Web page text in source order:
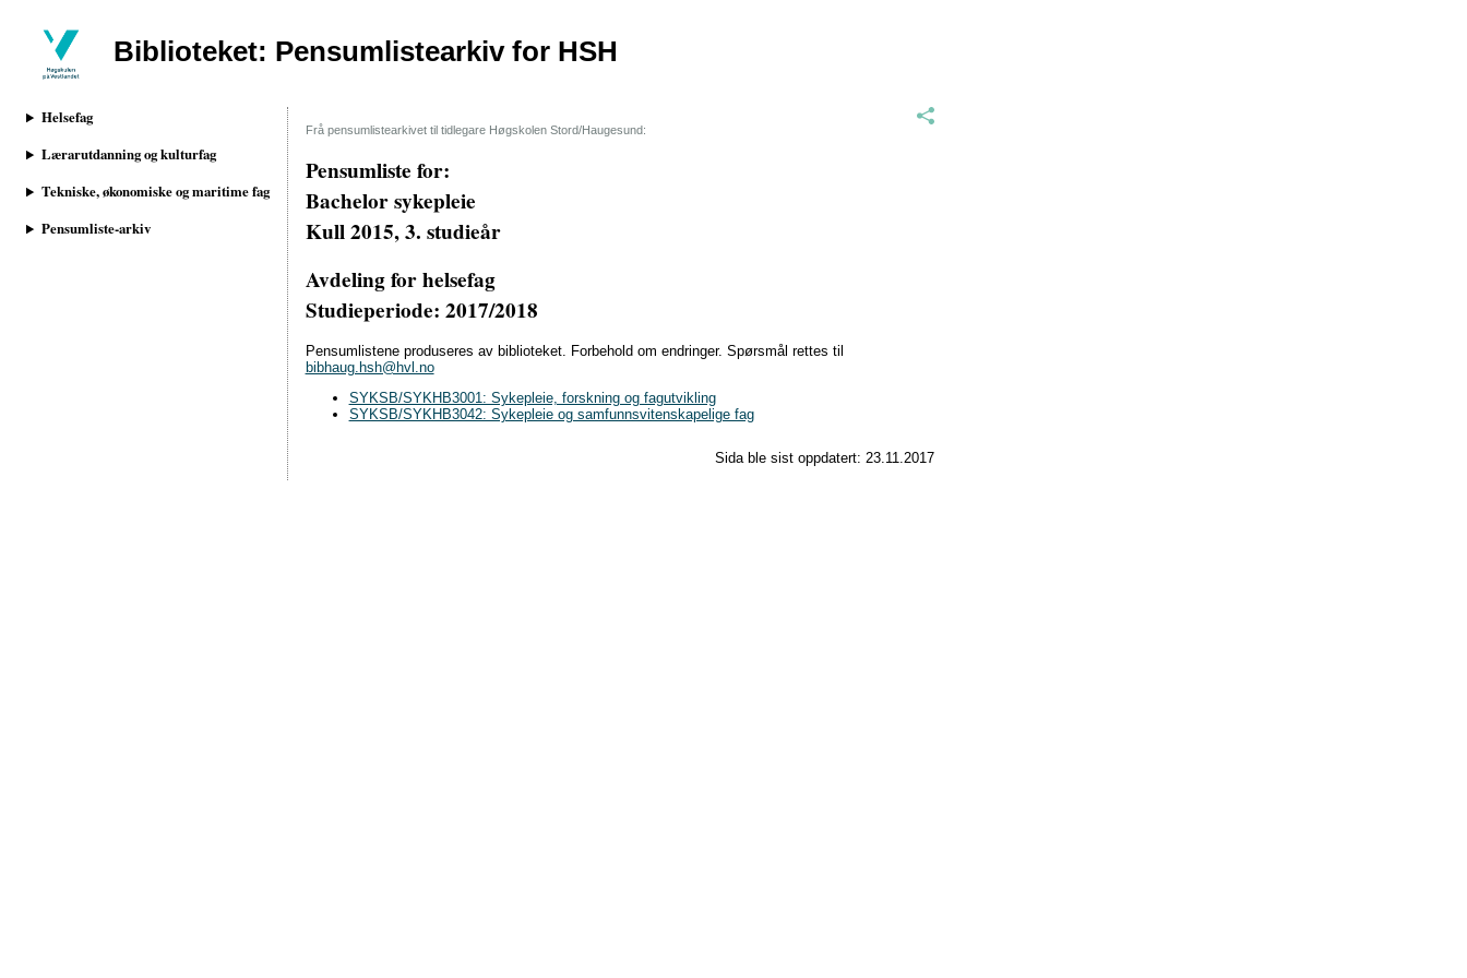
Biblioteket: Pensumlistearkiv for HSH
Helsefag
Lærarutdanning og kulturfag
Tekniske, økonomiske og maritime fag
Pensumliste-arkiv
Frå pensumlistearkivet til tidlegare Høgskolen Stord/Haugesund:
Pensumliste for:
Bachelor sykepleie
Kull 2015, 3. studieår
Avdeling for helsefag
Studieperiode: 2017/2018
Pensumlistene produseres av biblioteket. Forbehold om endringer. Spørsmål rettes til
bibhaug.hsh@hvl.no
SYKSB/SYKHB3001: Sykepleie, forskning og fagutvikling
SYKSB/SYKHB3042: Sykepleie og samfunnsvitenskapelige fag
Sida ble sist oppdatert: 23.11.2017